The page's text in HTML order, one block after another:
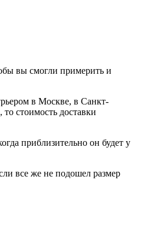
вы смогли примерить и
в Москве, в Санкт-
стоимость доставки
приблизительно он будет у
все же не подошел размер